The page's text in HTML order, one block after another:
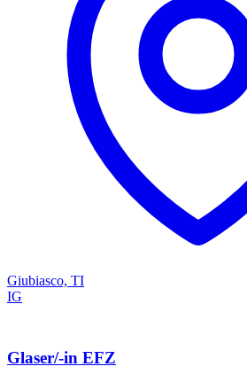
Giubiasco, TI
IG
Glaser/-in EFZ